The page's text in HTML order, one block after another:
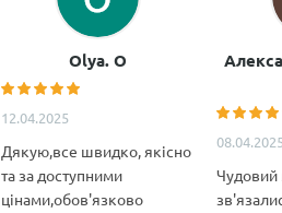
Olya. O
12.04.2025
Дякую,все швидко, якісно
та за доступними
цінами,обов'язково
Чудовий